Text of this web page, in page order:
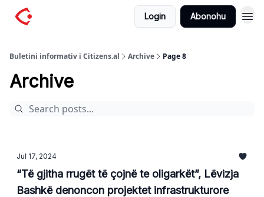
Login Abonohu
Buletini informativ i Citizens.al Archive Page 8
Archive
Jul 17, 2024
“Të gjitha rrugët të çojnë te oligarkët”, Lëvizja
Bashkë denoncon projektet infrastrukturore